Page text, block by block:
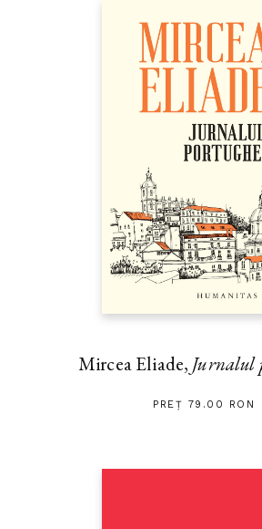
Mircea Eliade, Jurnalul
PREȚ 79.00 RON